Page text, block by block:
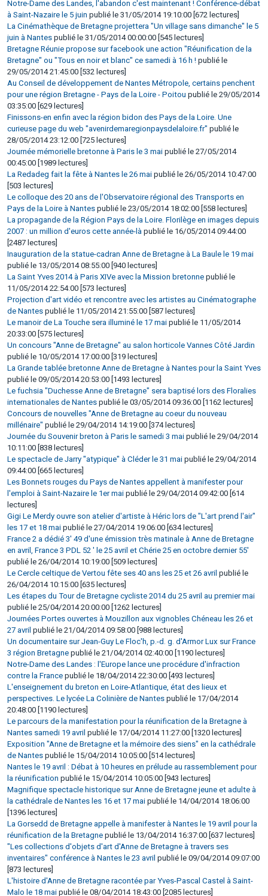
Notre-Dame des Landes, l'abandon c'est maintenant ! Conférence-débat
à Saint-Nazaire le 5 juin publié le 31/05/2014 19:10:00 [672 lectures]
La Cinémathèque de Bretagne projettera "Un village sans dimanche" le 5
juin à Nantes publié le 31/05/2014 00:00:00 [545 lectures]
Bretagne Réunie propose sur facebook une action "Réunification de la
Bretagne" ou "Tous en noir et blanc" ce samedi à 16 h ! publié le
29/05/2014 21:45:00 [532 lectures]
Au Conseil de développement de Nantes Métropole, certains penchent
pour une région Bretagne - Pays de la Loire - Poitou publié le 29/05/2014
03:35:00 [629 lectures]
Finissons-en enfin avec la région bidon des Pays de la Loire. Une
curieuse page du web "avenirdemaregionpaysdelaloire.fr" publié le
28/05/2014 23:12:00 [725 lectures]
Journée mémorielle bretonne à Paris le 3 mai publié le 27/05/2014
00:45:00 [1989 lectures]
La Redadeg fait la fête à Nantes le 26 mai publié le 26/05/2014 10:47:00
[503 lectures]
Le colloque des 20 ans de l'Observatoire régional des Transports en
Pays de la Loire à Nantes publié le 23/05/2014 18:02:00 [558 lectures]
La propagande de la Région Pays de la Loire. Florilège en images depuis
2007 : un million d'euros cette année-là publié le 16/05/2014 09:44:00
[2487 lectures]
Inauguration de la statue-cadran Anne de Bretagne à La Baule le 19 mai
publié le 13/05/2014 08:55:00 [940 lectures]
La Saint Yves 2014 à Paris XIVe avec la Mission bretonne publié le
11/05/2014 22:54:00 [573 lectures]
Projection d'art vidéo et rencontre avec les artistes au Cinématographe
de Nantes publié le 11/05/2014 21:55:00 [587 lectures]
Le manoir de La Touche sera illuminé le 17 mai publié le 11/05/2014
20:33:00 [575 lectures]
Un concours "Anne de Bretagne" au salon horticole Vannes Côté Jardin
publié le 10/05/2014 17:00:00 [319 lectures]
La Grande tablée bretonne Anne de Bretagne à Nantes pour la Saint Yves
publié le 09/05/2014 20:53:00 [1493 lectures]
Le fuchsia "Duchesse Anne de Bretagne" sera baptisé lors des Floralies
internationales de Nantes publié le 03/05/2014 09:36:00 [1162 lectures]
Concours de nouvelles "Anne de Bretagne au coeur du nouveau
millénaire" publié le 29/04/2014 14:19:00 [374 lectures]
Journée du Souvenir breton à Paris le samedi 3 mai publié le 29/04/2014
10:11:00 [838 lectures]
Le spectacle de Jarry "atypique" à Cléder le 31 mai publié le 29/04/2014
09:44:00 [665 lectures]
Les Bonnets rouges du Pays de Nantes appellent à manifester pour
l'emploi à Saint-Nazaire le 1er mai publié le 29/04/2014 09:42:00 [614
lectures]
Gigi Le Merdy ouvre son atelier d'artiste à Héric lors de "L'art prend l'air"
les 17 et 18 mai publié le 27/04/2014 19:06:00 [634 lectures]
France 2 a dédié 3' 49 d'une émission très matinale à Anne de Bretagne
en avril, France 3 PDL 52 ' le 25 avril et Chérie 25 en octobre dernier 55'
publié le 26/04/2014 10:19:00 [509 lectures]
Le Cercle celtique de Vertou fête ses 40 ans les 25 et 26 avril publié le
26/04/2014 10:15:00 [635 lectures]
Les étapes du Tour de Bretagne cycliste 2014 du 25 avril au premier mai
publié le 25/04/2014 20:00:00 [1262 lectures]
Journées Portes ouvertes à Mouzillon aux vignobles Chéneau les 26 et
27 avril publié le 21/04/2014 09:58:00 [988 lectures]
Un documentaire sur Jean-Guy Le Floc'h, p.-d. g. d'Armor Lux sur France
3 région Bretagne publié le 21/04/2014 02:40:00 [1190 lectures]
Notre-Dame des Landes : l'Europe lance une procédure d'infraction
contre la France publié le 18/04/2014 22:30:00 [493 lectures]
L'enseignement du breton en Loire-Atlantique, état des lieux et
perspectives. Le lycée La Colinière de Nantes publié le 17/04/2014
20:48:00 [1190 lectures]
Le parcours de la manifestation pour la réunification de la Bretagne à
Nantes samedi 19 avril publié le 17/04/2014 11:27:00 [1320 lectures]
Exposition "Anne de Bretagne et la mémoire des siens" en la cathédrale
de Nantes publié le 15/04/2014 10:05:00 [514 lectures]
Nantes le 19 avril : Débat à 10 heures en prélude au rassemblement pour
la réunification publié le 15/04/2014 10:05:00 [943 lectures]
Magnifique spectacle historique sur Anne de Bretagne jeune et adulte à
la cathédrale de Nantes les 16 et 17 mai publié le 14/04/2014 18:06:00
[1396 lectures]
La Gorsedd de Bretagne appelle à manifester à Nantes le 19 avril pour la
réunification de la Bretagne publié le 13/04/2014 16:37:00 [637 lectures]
"Les collections d'objets d'art d'Anne de Bretagne à travers ses
inventaires" conférence à Nantes le 23 avril publié le 09/04/2014 09:07:00
[873 lectures]
L'histoire d'Anne de Bretagne racontée par Yves-Pascal Castel à Saint-
Malo le 18 mai publié le 08/04/2014 18:43:00 [2085 lectures]